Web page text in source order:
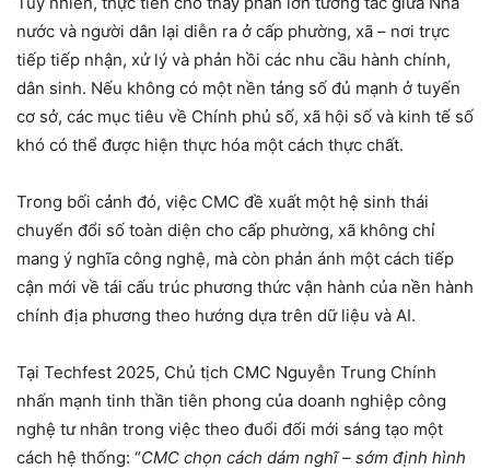
nước và người dân lại diễn ra ở cấp phường, xã – nơi trực
tiếp tiếp nhận, xử lý và phản hồi các nhu cầu hành chính,
dân sinh. Nếu không có một nền tảng số đủ mạnh ở tuyến
cơ sở, các mục tiêu về Chính phủ số, xã hội số và kinh tế số
khó có thể được hiện thực hóa một cách thực chất.
Trong bối cảnh đó, việc CMC đề xuất một hệ sinh thái
chuyển đổi số toàn diện cho cấp phường, xã không chỉ
mang ý nghĩa công nghệ, mà còn phản ánh một cách tiếp
cận mới về tái cấu trúc phương thức vận hành của nền hành
chính địa phương theo hướng dựa trên dữ liệu và AI.
Tại Techfest 2025, Chủ tịch CMC Nguyễn Trung Chính
nhấn mạnh tinh thần tiên phong của doanh nghiệp công
nghệ tư nhân trong việc theo đuổi đổi mới sáng tạo một
cách hệ thống: “CMC chọn cách dám nghĩ – sớm định hình